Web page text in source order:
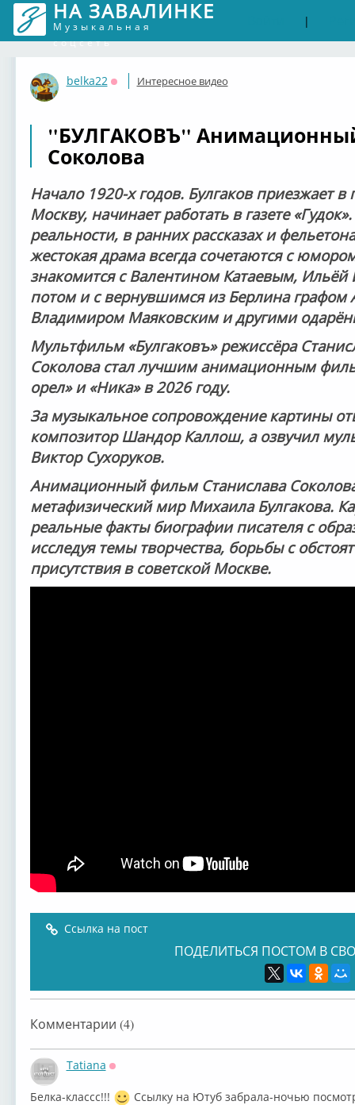
НА ЗАВАЛИНКЕ
Музыкальная
соцсеть
|
belka22
Оффлайн
Интересное видео
"БУЛГАКОВЪ"
Соколова
Начало 1920-х годов. Булгаков приезжает
Москву, начинает работать в газете
реальности, в ранних рассказах и
жестокая драма всегда сочетаются с
знакомится с Валентином Катаевым,
потом и с вернувшимся из Берлина графом
Владимиром Маяковским и другими
Мультфильм «Булгаковъ» режиссёра
Соколова стал лучшим анимационным
орел» и «Ника» в 2026 году.
За музыкальное сопровождение картины
композитор Шандор Каллош, а озвучил
Виктор Сухоруков.
Анимационный фильм Станислава
метафизический мир Михаила Булгакова.
реальные факты биографии писателя с
исследуя темы творчества, борьбы с
присутствия в советской Москве.
Ссылка на пост
ПОДЕЛИТЬСЯ ПОСТОМ В
Комментарии (4)
Tatiana
Белка-классс!!!
Ссылку на Ютуб забрала-ночью